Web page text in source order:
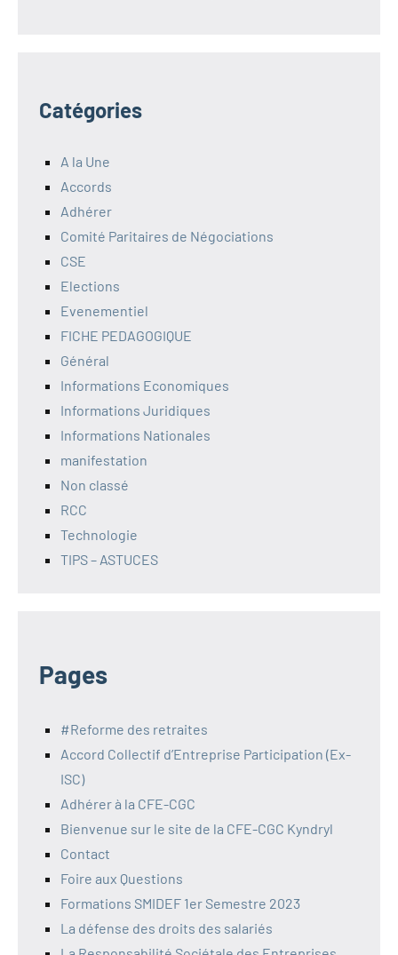
Catégories
A la Une
Accords
Adhérer
Comité Paritaires de Négociations
CSE
Elections
Evenementiel
FICHE PEDAGOGIQUE
Général
Informations Economiques
Informations Juridiques
Informations Nationales
manifestation
Non classé
RCC
Technologie
TIPS – ASTUCES
Pages
#Reforme des retraites
Accord Collectif d’Entreprise Participation (Ex-
ISC)
Adhérer à la CFE-CGC
Bienvenue sur le site de la CFE-CGC Kyndryl
Contact
Foire aux Questions
Formations SMIDEF 1er Semestre 2023
La défense des droits des salariés